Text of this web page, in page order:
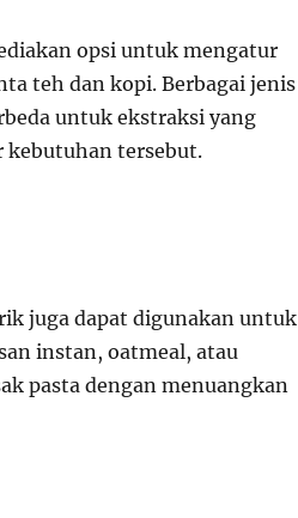
opsi untuk mengatur
teh dan kopi. Berbagai jenis
untuk ekstraksi yang
tersebut.
juga dapat digunakan untuk
instan, oatmeal, atau
pasta dengan menuangkan